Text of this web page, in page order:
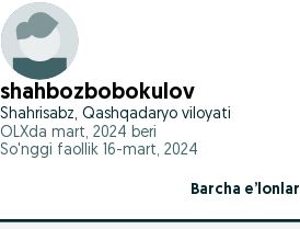
shahbozbobokulov
Shahrisabz, Qashqadaryo viloyati
OLXda mart, 2024 beri
So'nggi faollik 16-mart, 2024
Barcha e’lonlar